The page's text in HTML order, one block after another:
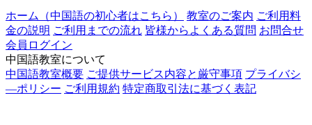
ホーム（中国語の初心者はこちら） 教室のご案内 ご利用料
金の説明 ご利用までの流れ 皆様からよくある質問 お問合せ
会員ログイン
中国語教室について
中国語教室概要 ご提供サービス内容と厳守事項 プライバシ
―ポリシー ご利用規約 特定商取引法に基づく表記